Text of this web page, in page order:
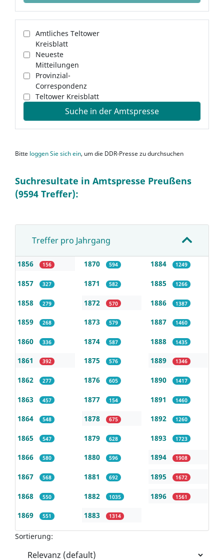
Amtliches Teltower
Kreisblatt
Neueste
Mitteilungen
Provinzial-
Correspondenz
Teltower Kreisblatt
Suche in der Amtspresse
Bitte loggen Sie sich ein, um die DDR-Presse zu durchsuchen
Suchresultate in Amtspresse Preußens
(9594 Treffer):
Treffer pro Jahrgang
1856 156
1857 327
1858 279
1859 268
1860 336
1861 392
1862 277
1863 457
1864 548
1865 547
1866 580
1867 568
1868 550
1869 551
1870 594
1871 582
1872 570
1873 579
1874 587
1875 576
1876 605
1877 154
1878 675
1879 628
1880 596
1881 692
1882 1035
1883 1314
1884 1249
1885 1266
1886 1387
1887 1460
1888 1435
1889 1346
1890 1417
1891 1460
1892 1260
1893 1723
1894 1908
1895 1672
1896 1561
Sortierung: